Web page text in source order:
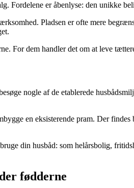
Fordelene er åbenlyse: den unikke
Pladsen er ofte mere
For dem handler det om at leve
nogle af de etablerede
en eksisterende pram. Der
din husbåd: som helårsbolig,
fødderne